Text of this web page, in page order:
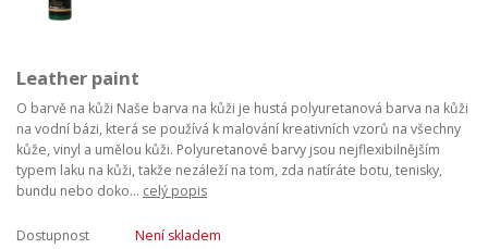
Leather paint
O barvě na kůži Naše barva na kůži je hustá polyuretanová barva na kůži
na vodní bázi, která se používá k malování kreativních vzorů na všechny
kůže, vinyl a umělou kůži. Polyuretanové barvy jsou nejflexibilnějším
typem laku na kůži, takže nezáleží na tom, zda natíráte botu, tenisky,
bundu nebo doko... celý popis
Dostupnost
Není skladem